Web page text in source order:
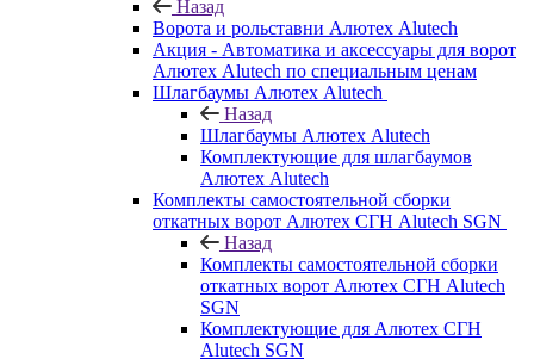
Назад
Ворота и рольставни Алютех Alutech
Акция - Автоматика и аксессуары для ворот
Алютех Alutech по специальным ценам
Шлагбаумы Алютех Alutech
Назад
Шлагбаумы Алютех Alutech
Комплектующие для шлагбаумов
Алютех Alutech
Комплекты самостоятельной сборки
откатных ворот Алютех СГН Alutech SGN
Назад
Комплекты самостоятельной сборки
откатных ворот Алютех СГН Alutech
SGN
Комплектующие для Алютех СГН
Alutech SGN